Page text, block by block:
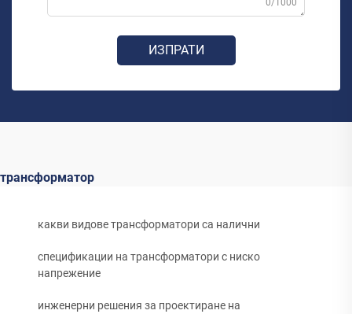
0/1000
ИЗПРАТИ
трансформатор
какви видове трансформатори са налични
спецификации на трансформатори с ниско
напрежение
инженерни решения за проектиране на